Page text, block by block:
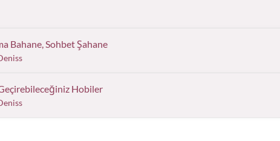
Bahane, Sohbet Şahane
Hobiler